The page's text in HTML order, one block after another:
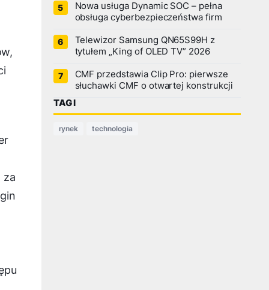
za
Nowa usługa Dynamic SOC – pełna
obsługa cyberbezpieczeństwa firm
Telewizor Samsung QN65S99H z
tytułem „King of OLED TV” 2026
CMF przedstawia Clip Pro: pierwsze
słuchawki CMF o otwartej konstrukcji
TAGI
rynek technologia